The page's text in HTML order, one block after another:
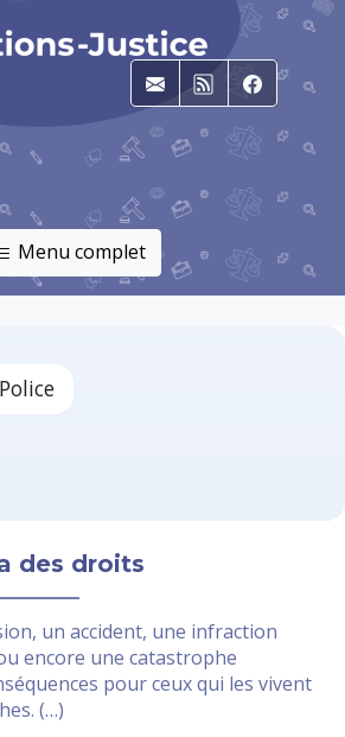
E-mailRSS
Menu complet
Police
des droits
un accident, une infraction
encore une catastrophe
pour ceux qui les vivent
(…)